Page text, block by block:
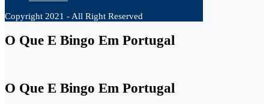
Copyright 2021 - All Right Reserved
O Que E Bingo Em Portugal
O Que E Bingo Em Portugal